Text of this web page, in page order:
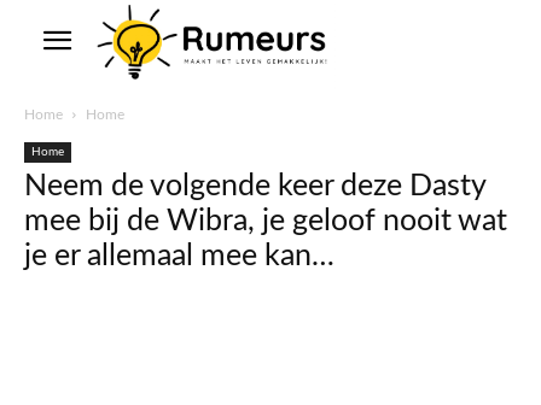
Home Home
Home
Neem de volgende keer deze Dasty
mee bij de Wibra, je geloof nooit wat
je er allemaal mee kan…